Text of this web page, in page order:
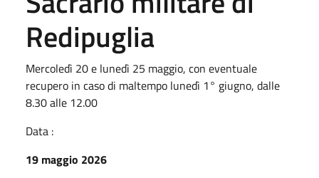
Redipuglia
Mercoledì 20 e lunedì 25 maggio, con eventuale
recupero in caso di maltempo lunedì 1° giugno, dalle
8.30 alle 12.00
Data :
19 maggio 2026